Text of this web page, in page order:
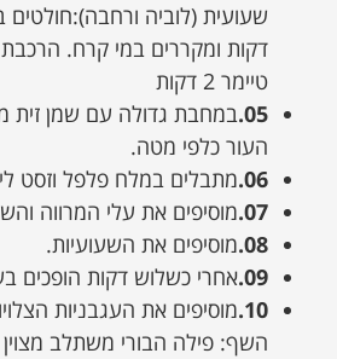
דקות ומקררים במי קרח.
טיימר 2 דקות
05. במחבת גדולה עם שמן זית
העור כלפי מטה.
06. מתבלים במלח פלפל וזסט
07. מוסיפים את עלי המרווה
08. מוסיפים את השעועיות.
09. אחרי כשלוש דקות הופכים
10. מוסיפים את העגבניות
השף: פילה הבורי משתלב מצוין